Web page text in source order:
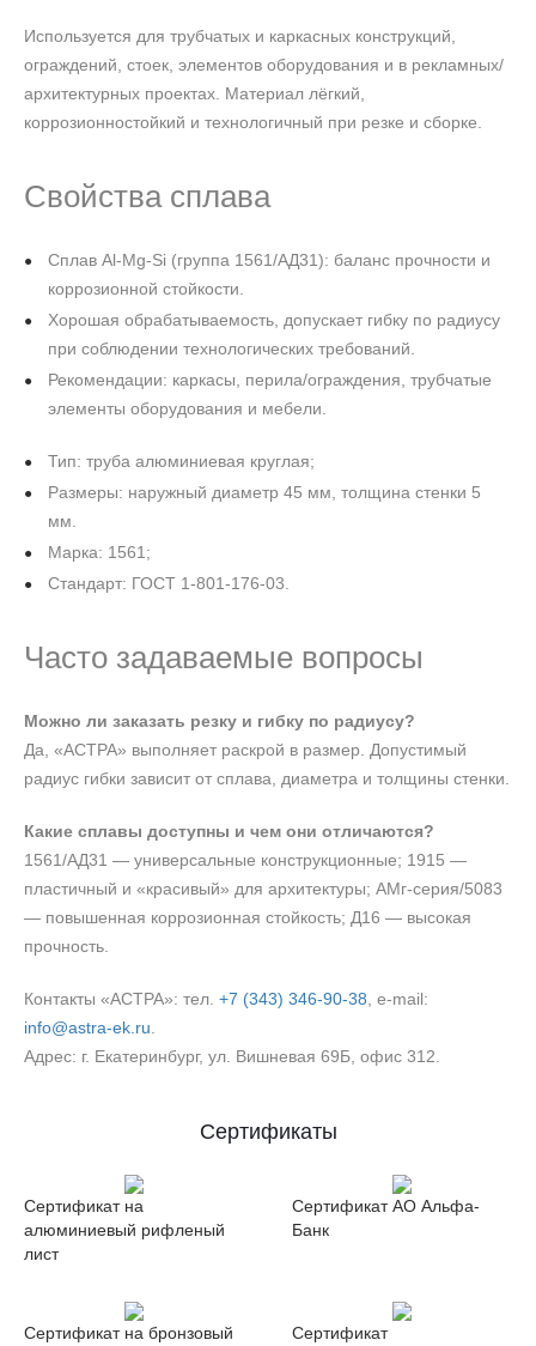
Используется для трубчатых и каркасных конструкций,
ограждений, стоек, элементов оборудования и в рекламных/
архитектурных проектах. Материал лёгкий,
коррозионностойкий и технологичный при резке и сборке.
Свойства сплава
Сплав Al‑Mg‑Si (группа 1561/АД31): баланс прочности и
коррозионной стойкости.
Хорошая обрабатываемость, допускает гибку по радиусу
при соблюдении технологических требований.
Рекомендации: каркасы, перила/ограждения, трубчатые
элементы оборудования и мебели.
Тип: труба алюминиевая круглая;
Размеры: наружный диаметр 45 мм, толщина стенки 5
мм.
Марка: 1561;
Стандарт: ГОСТ 1-801-176-03.
Часто задаваемые вопросы
Можно ли заказать резку и гибку по радиусу?
Да, «АСТРА» выполняет раскрой в размер. Допустимый
радиус гибки зависит от сплава, диаметра и толщины стенки.
Какие сплавы доступны и чем они отличаются?
1561/АД31 — универсальные конструкционные; 1915 —
пластичный и «красивый» для архитектуры; АМг‑серия/5083
— повышенная коррозионная стойкость; Д16 — высокая
прочность.
Контакты «АСТРА»: тел. +7 (343) 346‑90‑38 , e‑mail:
info@astra-ek.ru
Адрес: г. Екатеринбург, ул. Вишневая 69Б, офис 312.
Сертификаты
Сертификат на
алюминиевый рифленый
лист
Сертификат АО Альфа-
Банк
Сертификат на бронзовый
Сертификат